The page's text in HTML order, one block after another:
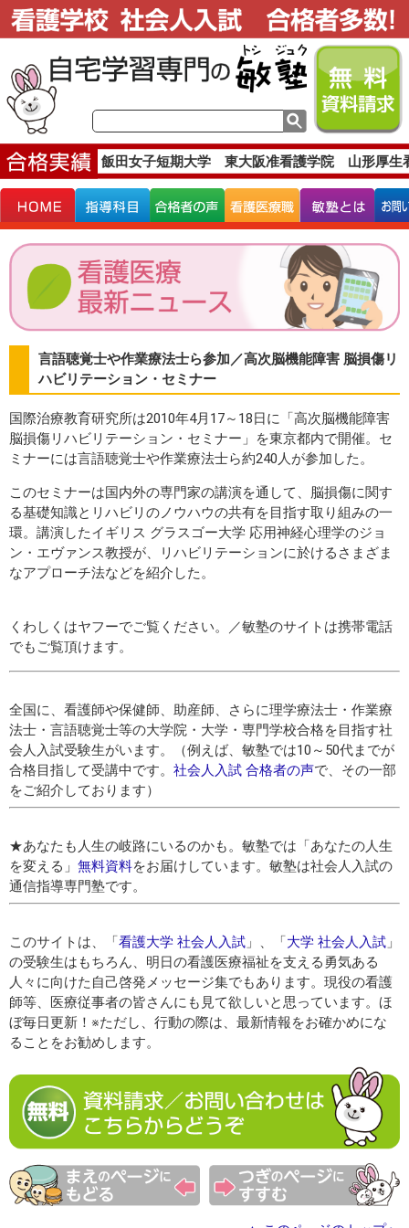
護専門学校 飯田女子短期大学 東大阪准看護学院 山形厚生
言語聴覚士や作業療法士ら参加／高次脳機能障害 脳損傷リ
ハビリテーション・セミナー
国際治療教育研究所は2010年4月17～18日に「高次脳機能障害
脳損傷リハビリテーション・セミナー」を東京都内で開催。セ
ミナーには言語聴覚士や作業療法士ら約240人が参加した。
このセミナーは国内外の専門家の講演を通して、脳損傷に関す
る基礎知識とリハビリのノウハウの共有を目指す取り組みの一
環。講演したイギリス グラスゴー大学 応用神経心理学のジョ
ン・エヴァンス教授が、リハビリテーションに於けるさまざま
なアプローチ法などを紹介した。
くわしくはヤフーでご覧ください。／敏塾のサイトは携帯電話
でもご覧頂けます。
全国に、看護師や保健師、助産師、さらに理学療法士・作業療
法士・言語聴覚士等の大学院・大学・専門学校合格を目指す社
会人入試受験生がいます。（例えば、敏塾では10～50代までが
合格目指して受講中です。 社会人入試 合格者の声で、その一部
をご紹介しております）
★あなたも人生の岐路にいるのかも。敏塾では「あなたの人生
を変える」 無料資料をお届けしています。敏塾は社会人入試の
通信指導専門塾です。
このサイトは、「看護大学 社会人入試 」、「大学 社会人入試 」
の受験生はもちろん、明日の看護医療福祉を支える勇気ある
人々に向けた自己啓発メッセージ集でもあります。現役の看護
師等、医療従事者の皆さんにも見て欲しいと思っています。ほ
ぼ毎日更新！※ただし、行動の際は、最新情報をお確かめにな
ることをお勧めします。